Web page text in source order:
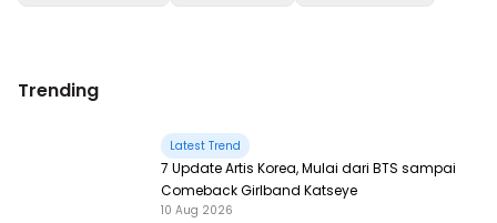
Trending
Latest Trend
7 Update Artis Korea, Mulai dari BTS sampai
Comeback Girlband Katseye
10 Aug 2026